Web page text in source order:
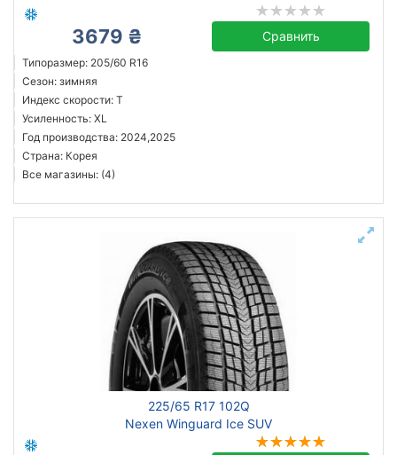
3679 ₴ Сравнить
Типоразмер: 205/60 R16
Сезон: зимняя
Индекс скорости: T
Усиленность: XL
Год производства: 2024,2025
Страна: Корея
Все магазины: (4)
225/65 R17 102Q
Nexen Winguard Ice SUV
Тип транспортного средства
Усиленная шина
Год производства
Страна производства
Черновцы
Сбросить Подобрать